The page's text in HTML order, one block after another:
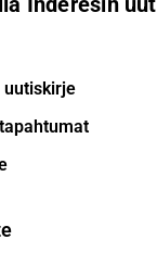
uutiskirje